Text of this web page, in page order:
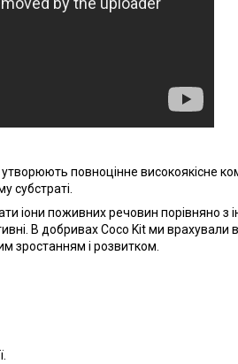
повноцінне високоякісне
субстраті.
іони поживних речовин порівняно з
В добривах Coco Kit ми врахували
зростанням і розвитком.